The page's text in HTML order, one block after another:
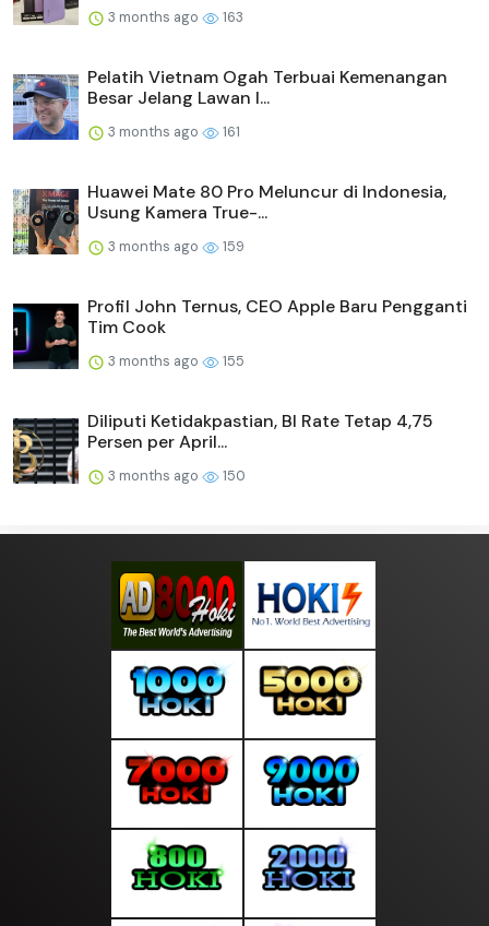
3 months ago 163
Pelatih Vietnam Ogah Terbuai Kemenangan
Besar Jelang Lawan I...
3 months ago 161
Huawei Mate 80 Pro Meluncur di Indonesia,
Usung Kamera True-...
3 months ago 159
Profil John Ternus, CEO Apple Baru Pengganti
Tim Cook
3 months ago 155
Diliputi Ketidakpastian, BI Rate Tetap 4,75
Persen per April...
3 months ago 150